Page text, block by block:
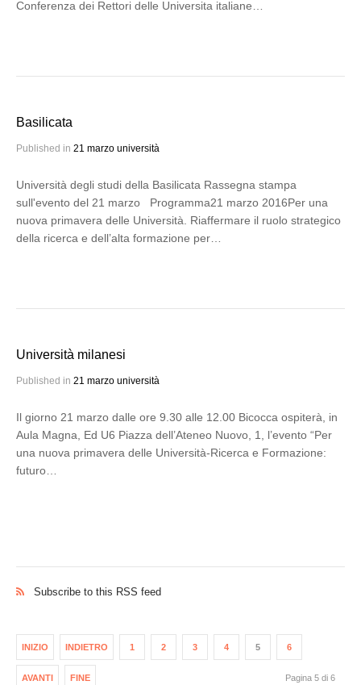
Conferenza dei Rettori delle Universita italiane…
Basilicata
Published in 21 marzo università
Università degli studi della Basilicata Rassegna stampa
sull'evento del 21 marzo Programma21 marzo 2016Per una
nuova primavera delle Università. Riaffermare il ruolo strategico
della ricerca e dell’alta formazione per…
Università milanesi
Published in 21 marzo università
Il giorno 21 marzo dalle ore 9.30 alle 12.00 Bicocca ospiterà, in
Aula Magna, Ed U6 Piazza dell’Ateneo Nuovo, 1, l’evento “Per
una nuova primavera delle Università-Ricerca e Formazione:
futuro…
Subscribe to this RSS feed
INIZIO INDIETRO 1 2 3 4 5 6
AVANTI FINE Pagina 5 di 6